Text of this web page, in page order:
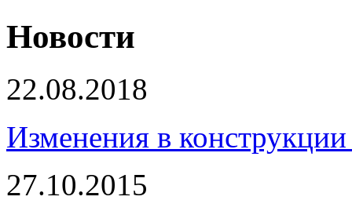
Новости
22.08.2018
Изменения в
27.10.2015